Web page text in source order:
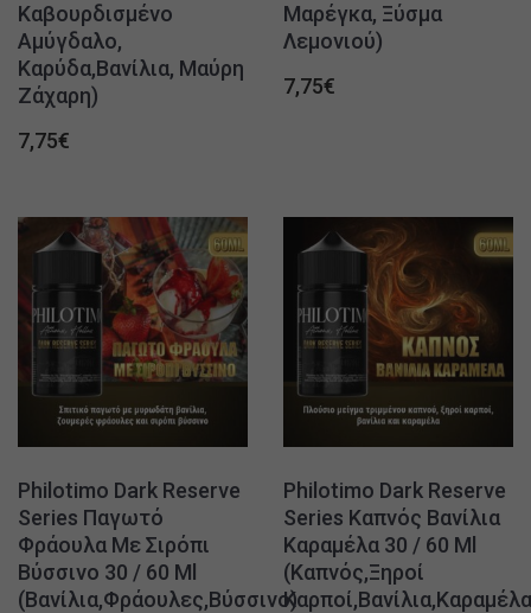
Καβουρδισμένο
Αμύγδαλο,
Καρύδα,Βανίλια, Μαύρη
Ζάχαρη)
7,75€
Μαρέγκα, Ξύσμα
Λεμονιού)
7,75€
Philotimo Dark Reserve
Series Παγωτό
Φράουλα Με Σιρόπι
Βύσσινο 30 / 60 Ml
(Βανίλια,Φράουλες,Βύσσινο)
Philotimo Dark Reserve
Series Καπνός Βανίλια
Καραμέλα 30 / 60 Ml
(Καπνός,Ξηροί